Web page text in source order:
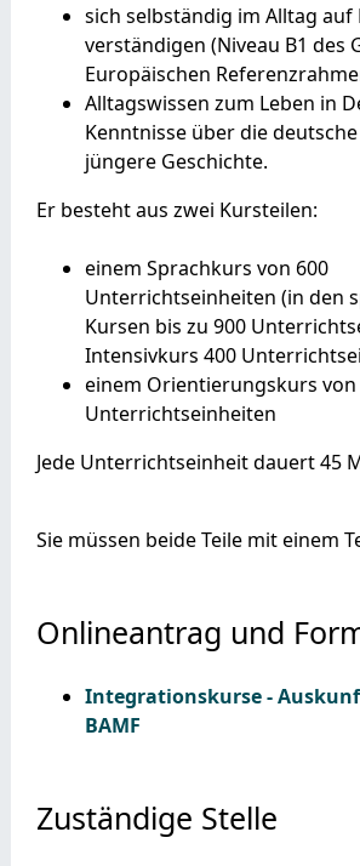
sich selbständig im Alltag auf
verständigen (Niveau B1 des
Europäischen
Alltagswissen zum Leben in
Kenntnisse über die
jüngere Geschichte.
Er besteht aus zwei Kursteilen:
einem Sprachkurs von 600
Unterrichtseinheiten (in den
Kursen bis zu 900
Intensivkurs 400
einem Orientierungskurs von
Unterrichtseinheiten
Jede Unterrichtseinheit dauert 45
Sie müssen beide Teile mit einem
Onlineantrag und
Integrationskurse -
BAMF
Zuständige Stelle